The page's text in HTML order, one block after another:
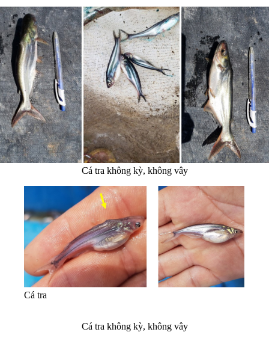
Cá tra không kỳ, không vây
Cá tra
Cá tra không kỳ, không vây